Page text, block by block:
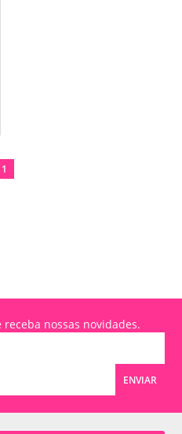
1
receba nossas novidades.
ENVIAR